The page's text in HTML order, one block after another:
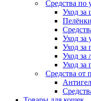
Средства по
Уход за
Пелёнки
Уход за
Уход за
Уход за
Уход за
Средства от